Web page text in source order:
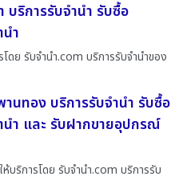
ริการรับจำนำ รับซื้อ
ำ
ดย รับจํานํา.com บริการรับจำนำของ
นทอง บริการรับจำนำ รับซื้อ
ำ และ รับฝากขายอุปกรณ์
บริการโดย รับจํานํา.com บริการรับ